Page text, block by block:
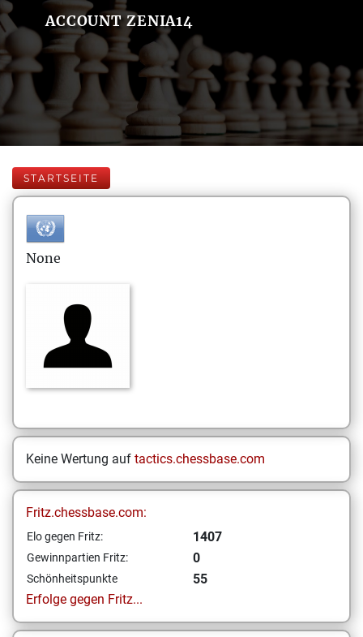
ACCOUNT ZENIA14
STARTSEITE
None
Keine Wertung auf tactics.chessbase.com
Fritz.chessbase.com:
Elo gegen Fritz: 1407
Gewinnpartien Fritz: 0
Schönheitspunkte
55
Erfolge gegen Fritz...